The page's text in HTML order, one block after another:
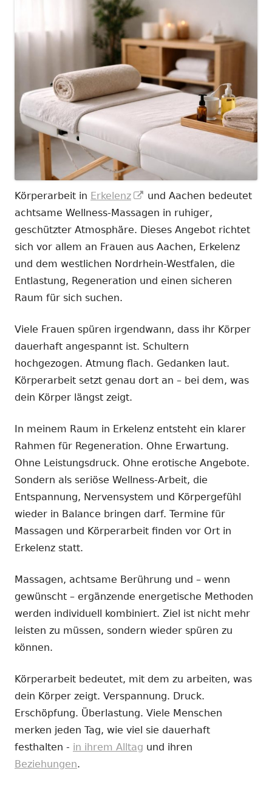
Körperarbeit in Erkelenz
In
neuem
Fenster
öffnen
und Aachen bedeutet
achtsame Wellness-Massagen in ruhiger,
geschützter Atmosphäre. Dieses Angebot richtet
sich vor allem an Frauen aus Aachen, Erkelenz
und dem westlichen Nordrhein-Westfalen, die
Entlastung, Regeneration und einen sicheren
Raum für sich suchen.
Viele Frauen spüren irgendwann, dass ihr Körper
dauerhaft angespannt ist. Schultern
hochgezogen. Atmung flach. Gedanken laut.
Körperarbeit setzt genau dort an – bei dem, was
dein Körper längst zeigt.
In meinem Raum in Erkelenz entsteht ein klarer
Rahmen für Regeneration. Ohne Erwartung.
Ohne Leistungsdruck. Ohne erotische Angebote.
Sondern als seriöse Wellness-Arbeit, die
Entspannung, Nervensystem und Körpergefühl
wieder in Balance bringen darf. Termine für
Massagen und Körperarbeit finden vor Ort in
Erkelenz statt.
Massagen, achtsame Berührung und – wenn
gewünscht – ergänzende energetische Methoden
werden individuell kombiniert. Ziel ist nicht mehr
leisten zu müssen, sondern wieder spüren zu
können.
Körperarbeit bedeutet, mit dem zu arbeiten, was
dein Körper zeigt. Verspannung. Druck.
Erschöpfung. Überlastung. Viele Menschen
merken jeden Tag, wie viel sie dauerhaft
festhalten - in ihrem Alltag und ihren
Beziehungen.